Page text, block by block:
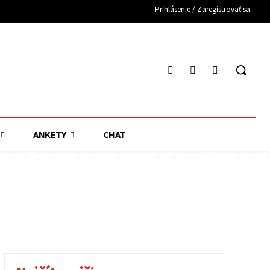
Prihlásenie / Zaregistrovať sa
ANKETY CHAT